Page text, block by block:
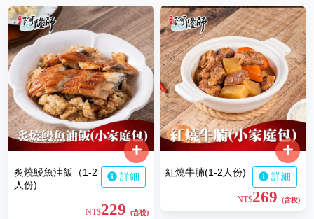
詳細
炙燒鰻魚油飯（1-2
人份)
NT$229 (含稅)
詳細
紅燒牛腩(1-2人份)
NT$269(含稅)